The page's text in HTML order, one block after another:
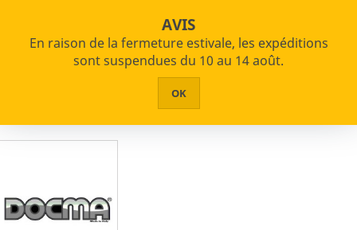

PRODUITS
ASSISTANCE
Jardinage et agriculture
AVIS
En raison de la fermeture estivale, les expéditions
sont suspendues du 10 au 14 août.
OK